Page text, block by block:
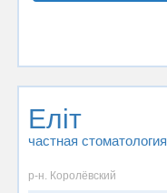
Еліт
частная стоматология
р-н. Королёвский